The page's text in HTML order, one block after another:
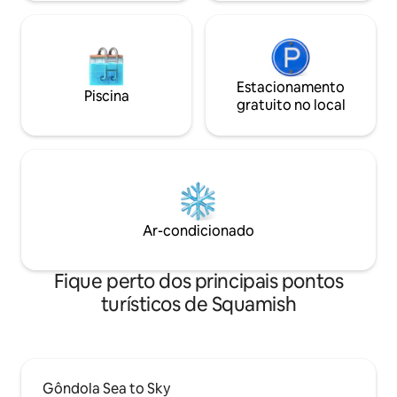
Piscina
Estacionamento
gratuito no local
Ar-condicionado
Fique perto dos principais pontos
turísticos de Squamish
Gôndola Sea to Sky